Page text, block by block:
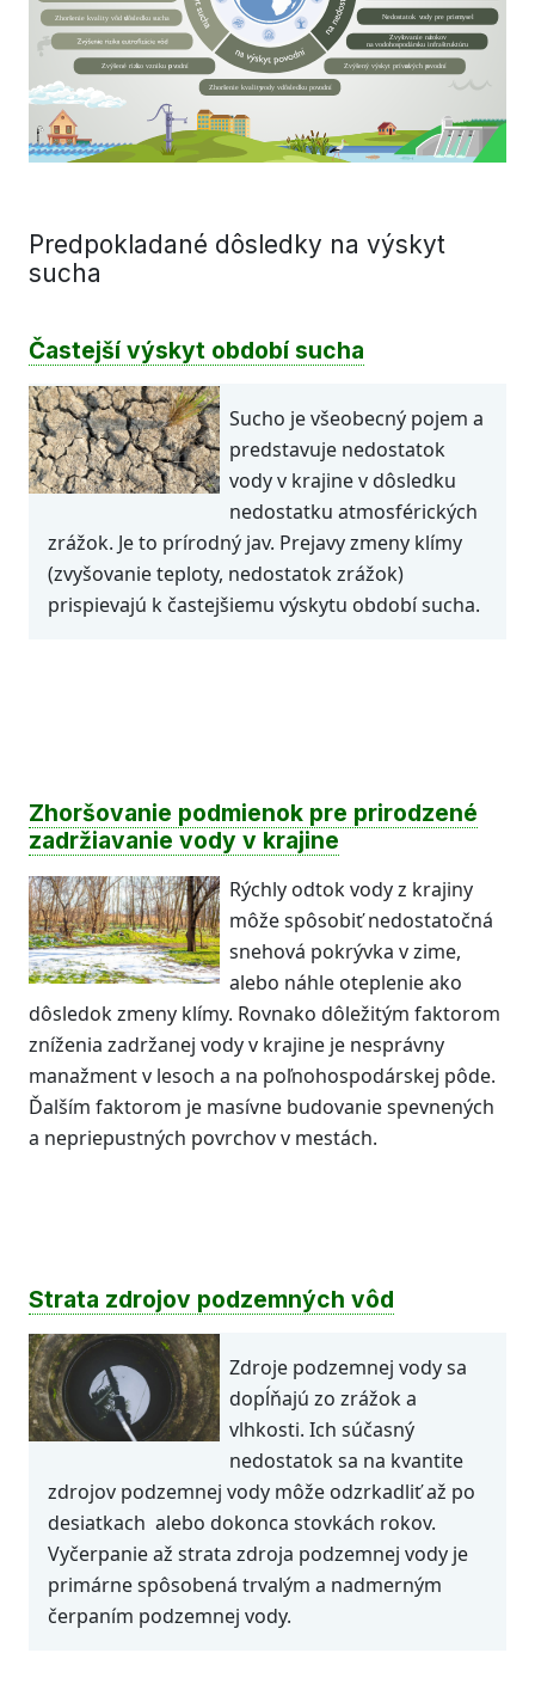
Zhoršenie kvality vôd vdôsledku sucha
Zvýšené riziko vzniku povodní
Zhoršenie kvality
vody vdôsledku povodní
Zvýšený výskyt príval
ových povodní
Zvyšovanie nárokov
navodohospodársku infraštruktúru
Nedostatok vody pre priemysel
Predpokladané dôsledky na výskyt
sucha
Častejší výskyt období sucha
Sucho je všeobecný pojem a
predstavuje nedostatok
vody v krajine v dôsledku
nedostatku atmosférických
zrážok. Je to prírodný jav. Prejavy zmeny klímy
(zvyšovanie teploty, nedostatok zrážok)
prispievajú k častejšiemu výskytu období sucha.
Zhoršovanie podmienok pre prirodzené
zadržiavanie vody v krajine
Rýchly odtok vody z krajiny
môže spôsobiť nedostatočná
snehová pokrývka v zime,
alebo náhle oteplenie ako
dôsledok zmeny klímy. Rovnako dôležitým faktorom
zníženia zadržanej vody v krajine je nesprávny
manažment v lesoch a na poľnohospodárskej pôde.
Ďalším faktorom je masívne budovanie spevnených
a nepriepustných povrchov v mestách.
Strata zdrojov podzemných vôd
Zdroje podzemnej vody sa
dopĺňajú zo zrážok a
vlhkosti. Ich súčasný
nedostatok sa na kvantite
zdrojov podzemnej vody môže odzrkadliť až po
desiatkach alebo dokonca stovkách rokov.
Vyčerpanie až strata zdroja podzemnej vody je
primárne spôsobená trvalým a nadmerným
čerpaním podzemnej vody.